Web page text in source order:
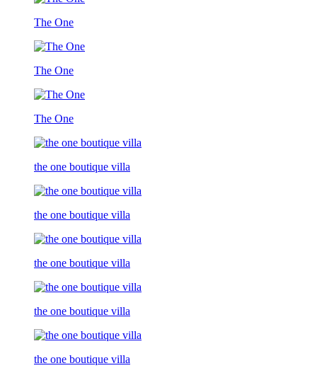
The One
The One
The One
the one boutique villa
the one boutique villa
the one boutique villa
the one boutique villa
the one boutique villa